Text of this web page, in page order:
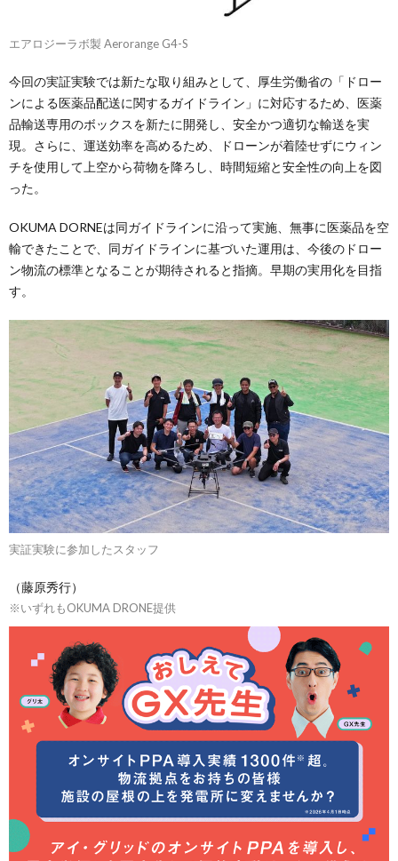
エアロジーラボ製 Aerorange G4-S
今回の実証実験では新たな取り組みとして、厚生労働省の「ドロー
ンによる医薬品配送に関するガイドライン」に対応するため、医薬
品輸送専用のボックスを新たに開発し、安全かつ適切な輸送を実
現。さらに、運送効率を高めるため、ドローンが着陸せずにウィン
チを使用して上空から荷物を降ろし、時間短縮と安全性の向上を図
った。
OKUMA DORNEは同ガイドラインに沿って実施、無事に医薬品を空
輸できたことで、同ガイドラインに基づいた運用は、今後のドロー
ン物流の標準となることが期待されると指摘。早期の実用化を目指
す。
実証実験に参加したスタッフ
（藤原秀行）
※いずれもOKUMA DRONE提供